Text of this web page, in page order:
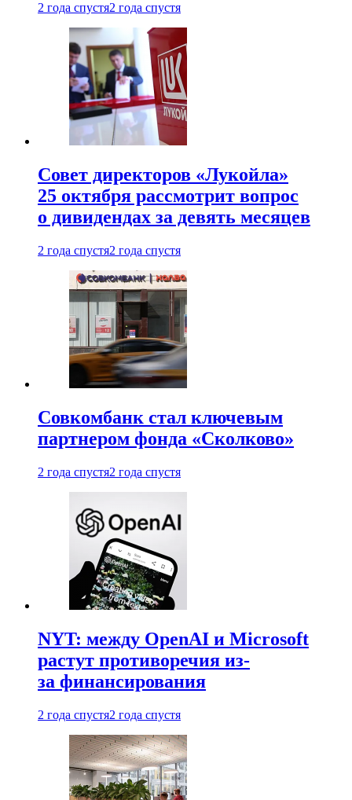
2 года спустя2 года спустя
Совет директоров «Лукойла»
25 октября рассмотрит вопрос
о дивидендах за девять месяцев
2 года спустя2 года спустя
Совкомбанк стал ключевым
партнером фонда «Сколково»
2 года спустя2 года спустя
NYT: между OpenAI и Microsoft
растут противоречия из-
за финансирования
2 года спустя2 года спустя